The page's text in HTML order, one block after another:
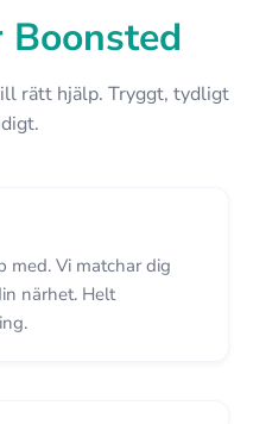
rätt hjälp. Tryggt, tydligt
med. Vi matchar dig
närhet. Helt